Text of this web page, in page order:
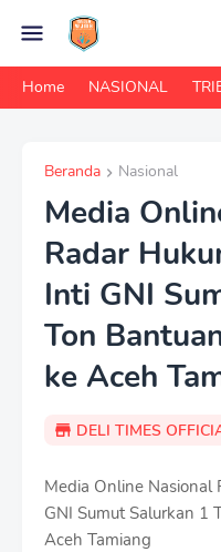
Home NASIONAL
Beranda Nasional
Media
Radar
Inti GNI
Ton
ke Aceh
DELI TIMES
Media Online Nasional
GNI Sumut Salurkan 1
Aceh Tamiang